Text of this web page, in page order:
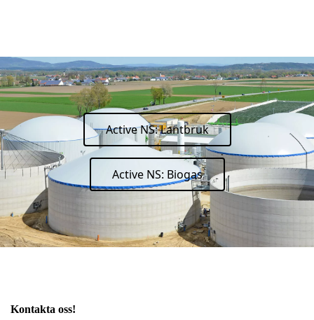
Active NS: Lantbruk
Active NS: Biogas
Kontakta oss!